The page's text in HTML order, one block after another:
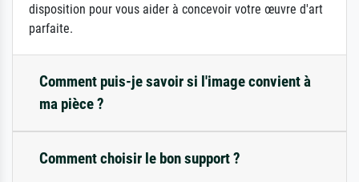
disposition pour vous aider à concevoir votre œuvre d'art
parfaite.
Comment puis-je savoir si l'image convient à
ma pièce ?
Comment choisir le bon support ?